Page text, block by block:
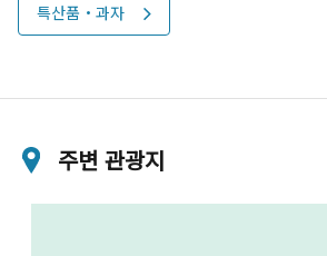
특산품・과자
주변 관광지